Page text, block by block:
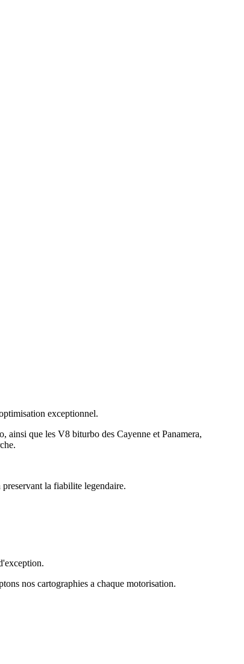
exceptionnel.
ainsi que les V8 biturbo des Cayenne et Panamera,
la fiabilite legendaire.
nos cartographies a chaque motorisation.